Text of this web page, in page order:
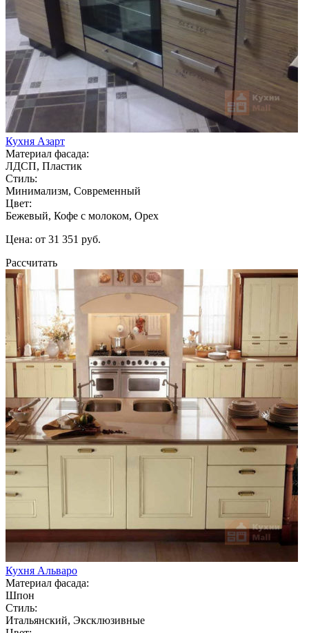
Кухня Азарт
Материал фасада:
ЛДСП, Пластик
Стиль:
Минимализм, Современный
Цвет:
Бежевый, Кофе с молоком, Орех
Цена: от 31 351 руб.
Рассчитать
Кухня Альваро
Материал фасада:
Шпон
Стиль:
Итальянский, Эксклюзивные